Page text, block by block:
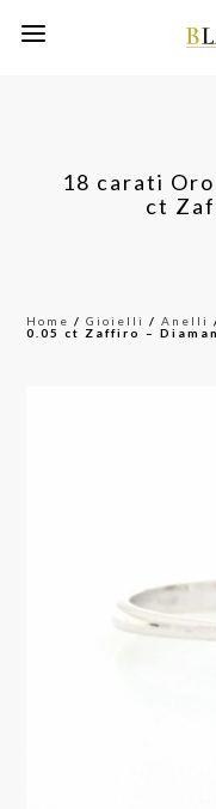
18 carati
ct
Home /Gioielli /Anelli
0.05 ct Zaffiro –